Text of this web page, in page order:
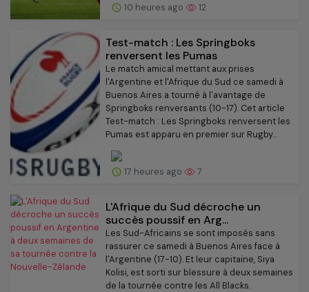
10 heures ago 12
Test-match : Les Springboks
renversent les Pumas
Le match amical mettant aux prises
l'Argentine et l'Afrique du Sud ce samedi à
Buenos Aires a tourné à l'avantage de
Springboks renversants (10-17). Cet article
Test-match : Les Springboks renversent les
Pumas est apparu en premier sur Rugby...
17 heures ago 7
L'Afrique du Sud décroche un
succès poussif en Arg...
Les Sud-Africains se sont imposés sans
rassurer ce samedi à Buenos Aires face à
l'Argentine (17-10). Et leur capitaine, Siya
Kolisi, est sorti sur blessure à deux semaines
de la tournée contre les All Blacks.